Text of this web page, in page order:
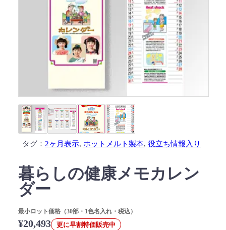
タグ： 2ヶ月表示, ホットメルト製本, 役立ち情報入り
暮らしの健康メモカレン
ダー
最小ロット価格（30部・1色名入れ・税込）
¥20,493 更に早割特価販売中